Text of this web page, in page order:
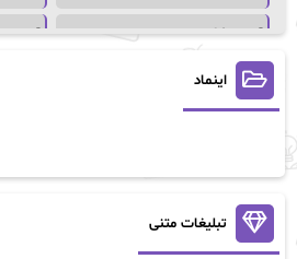
آسمان64 آسمان۶۵
آسیه احمدی
آن ماری سلینکو آنا تاد
آنالیا
اینماد
تبلیغات متنی